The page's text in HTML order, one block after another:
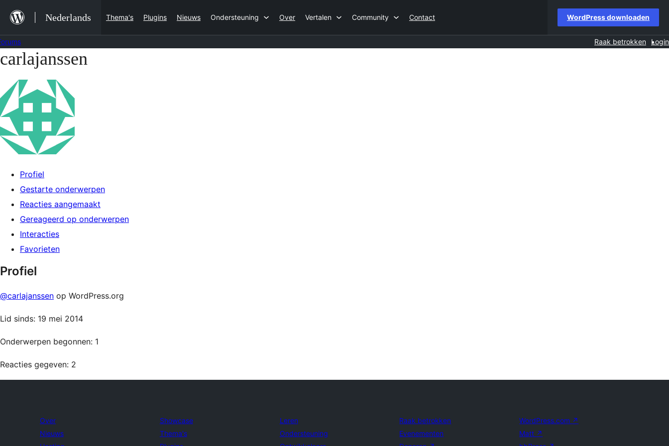
naar
de
inhoud
Nederlands Thema's Plugins Nieuws Ondersteuning Over Vertalen Community Contact WordPress downloaden
Raak betrokken Login
Ga
inhoud
carlajanssen
Profiel
Gestarte onderwerpen
Reacties aangemaakt
Gereageerd op onderwerpen
Interacties
Favorieten
Profiel
@carlajanssen op WordPress.org
Lid sinds: 19 mei 2014
Onderwerpen begonnen: 1
Reacties gegeven: 2
Over
Nieuws
Showcase
Thema's
Leren
Ondersteuning
Raak betrokken
Evenementen
WordPress.com ↗
Matt ↗